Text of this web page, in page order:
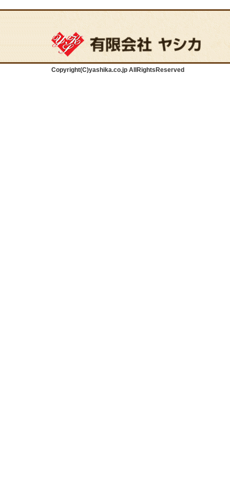
Copyright(C)yashika.co.jp AllRightsReserved